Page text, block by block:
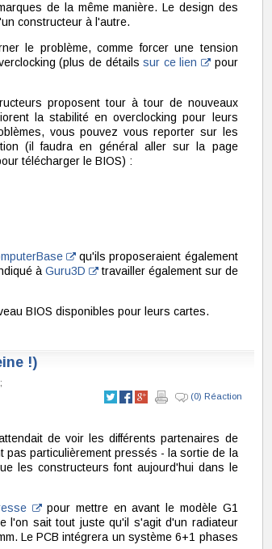
de la même manière. Le design des
constructeur à l'autre.
le problème, comme forcer une tension
(plus de détailssur ce lien
pour
proposent tour à tour de nouveaux
la stabilité en overclocking pour leurs
vous pouvez vous reporter sur les
(il faudra en général aller sur la page
télécharger le BIOS) :
qu'ils proposeraient également
à Guru3D
travailler également sur de
BIOS disponibles pour leurs cartes.
!)
;
(0) Réaction
de voir les différents partenaires de
pas particulièrement pressés - la sortie de la
les constructeurs font aujourd'hui dans le
pour mettre en avant le modèle G1
l'on sait tout juste qu'il s'agit d'un radiateur
Le PCB intégrera un système 6+1 phases